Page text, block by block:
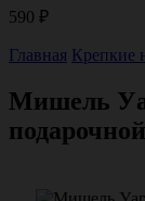
590 ₽
Главная Крепкие
Мишель